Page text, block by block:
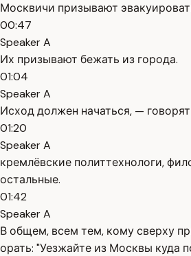
Москвичи призывают
00:47
Speaker A
Их призывают бежать из города.
01:04
Speaker A
Исход должен начаться, —
01:20
Speaker A
кремлёвские политтехнологи,
остальные.
01:42
Speaker A
В общем, всем тем, кому сверху
орать: "Уезжайте из Москвы куда